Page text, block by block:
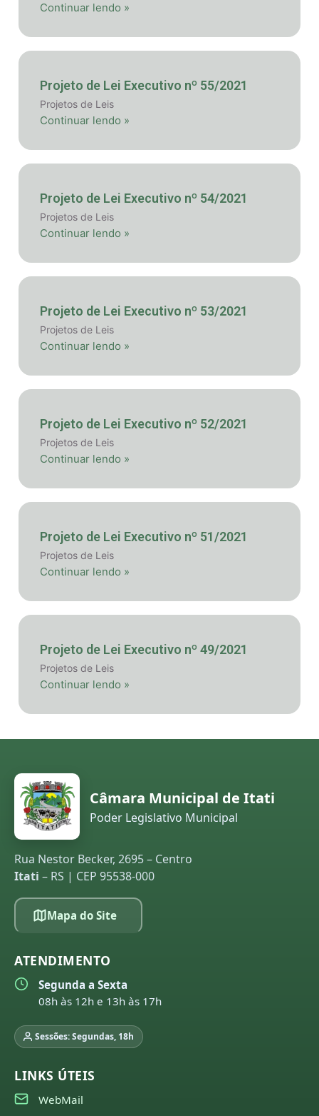
Continuar lendo »
Projeto de Lei Executivo nº 55/2021
Projetos de Leis
Continuar lendo »
Projeto de Lei Executivo nº 54/2021
Projetos de Leis
Continuar lendo »
Projeto de Lei Executivo nº 53/2021
Projetos de Leis
Continuar lendo »
Projeto de Lei Executivo nº 52/2021
Projetos de Leis
Continuar lendo »
Projeto de Lei Executivo nº 51/2021
Projetos de Leis
Continuar lendo »
Projeto de Lei Executivo nº 49/2021
Projetos de Leis
Continuar lendo »
Câmara Municipal de Itati
Poder Legislativo Municipal
Rua Nestor Becker, 2695 – Centro
Itati – RS | CEP 95538-000
Mapa do Site
ATENDIMENTO
Segunda a Sexta
08h às 12h e 13h às 17h
Sessões: Segundas, 18h
LINKS ÚTEIS
WebMail